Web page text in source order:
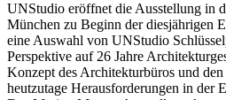
UNStudio eröffnet die Ausstellung in
München zu Beginn der diesjährigen
eine Auswahl von UNStudio
Perspektive auf 26 Jahre
Konzept des Architekturbüros und
heutzutage Herausforderungen in der